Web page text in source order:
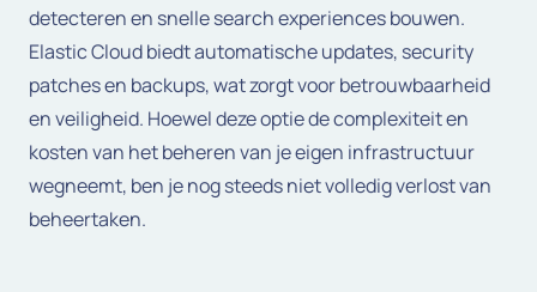
detecteren en snelle search experiences bouwen.
Elastic Cloud biedt automatische updates, security
patches en backups, wat zorgt voor betrouwbaarheid
en veiligheid. Hoewel deze optie de complexiteit en
kosten van het beheren van je eigen infrastructuur
wegneemt, ben je nog steeds niet volledig verlost van
beheertaken.